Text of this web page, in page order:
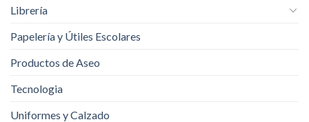
Librería
Papelería y Útiles Escolares
Productos de Aseo
Tecnologia
Uniformes y Calzado